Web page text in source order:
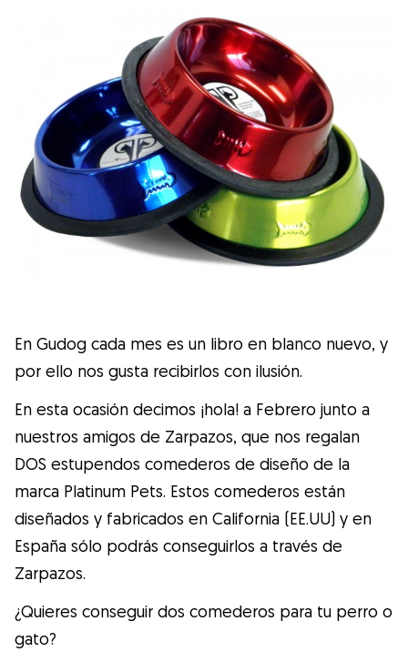
Accesorios
Educación Canina
Más contenido
¿Qué es Gudog?
Gudog es la forma más fácil de encontrar y
reservar con el cuidador de perros
perfecto. ¡Miles de cuidadores están
disponibles para cuidar de tu perro como si
fuera un miembro más de su familia! Todas
las reservas incluyen Cobertura Veterinaria
y cancelación gratuíta
Descubre Gudog
En Gudog cada mes es un libro en blanco nuevo, y
por ello nos gusta recibirlos con ilusión.
En esta ocasión decimos ¡hola! a Febrero junto a
nuestros amigos de Zarpazos, que nos regalan
DOS estupendos comederos de diseño de la
marca Platinum Pets. Estos comederos están
diseñados y fabricados en California (EE.UU) y en
España sólo podrás conseguirlos a través de
Zarpazos.
¿Quieres conseguir dos comederos para tu perro o
gato?